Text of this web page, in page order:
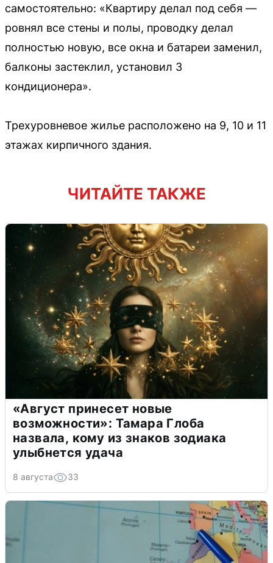
самостоятельно: «Квартиру делал под себя —
ровнял все стены и полы, проводку делал
полностью новую, все окна и батареи заменил,
балконы застеклил, установил 3
кондиционера».
Трехуровневое жилье расположено на 9, 10 и 11
этажах кирпичного здания.
ЧИТАЙТЕ ТАКЖЕ
«Август принесет новые
возможности»: Тамара Глоба
назвала, кому из знаков зодиака
улыбнется удача
8 августа 33